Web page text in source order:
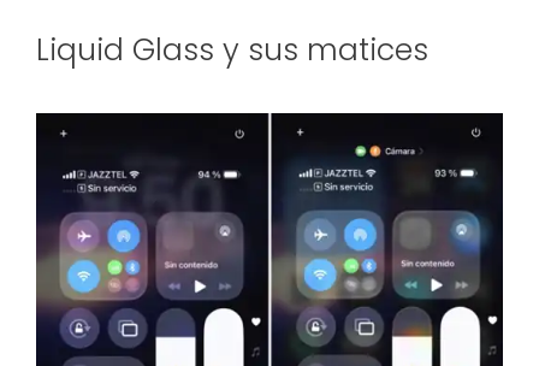
Liquid Glass y sus matices